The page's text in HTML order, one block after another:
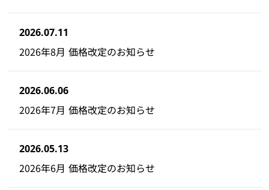
2026.07.11
2026年8月 価格改定のお知らせ
2026.06.06
2026年7月 価格改定のお知らせ
2026.05.13
2026年6月 価格改定のお知らせ